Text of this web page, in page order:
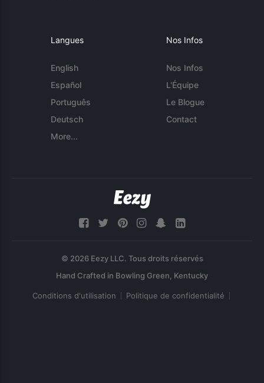
Langues
English
Español
Português
Deutsch
More...
Nos Infos
Nos Infos
L'Équipe
Le Blogue
Contact
© 2026 Eezy LLC. Tous droits réservés
Conditions d'utilisation Politique de confidentialité